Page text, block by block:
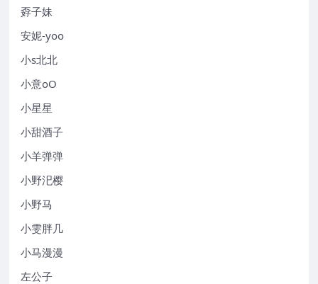
孬子妹
安妮-yoo
小s北北
小意oO
小星星
小甜酒子
小羊弹弹
小野汜樱
小野马
小雯胖几
小马漫漫
左公子